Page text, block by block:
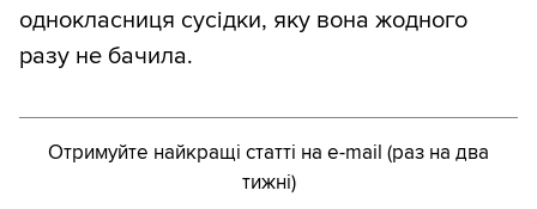
однокласниця сусідки, яку вона жодного
разу не бачила.
Отримуйте найкращі статті на e-mail (раз на два
тижні)